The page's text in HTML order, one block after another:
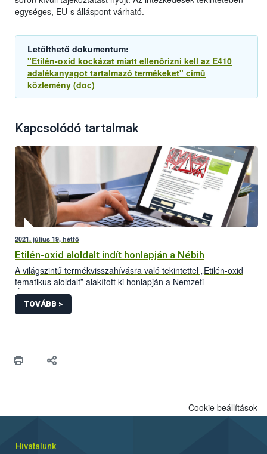
egységes, EU-s álláspont várható.
Letölthető dokumentum:
"Etilén-oxid kockázat miatt ellenőrizni kell az E410
adalékanyagot tartalmazó termékeket" című
közlemény (doc)
Kapcsolódó tartalmak
2021. július 19, hétfő
Etilén-oxid aloldalt indít honlapján a Nébih
A világszintű termékvisszahívásra való tekintettel „Etilén-oxid
tematikus aloldalt” alakított ki honlapján a Nemzeti
Élelmiszerlánc-biztonsági Hivatal (Nébih). A folyamatosan
frissülő felületre azok a Magyarországon forgalomba hozott
termékek kerülnek, amelyek bizonyítottan etilén-oxiddal
TOVÁBB >
Cookie beállítások
Hivatalunk